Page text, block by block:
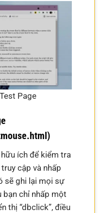
Page
ích để kiểm tra
cập và nhấp
sẽ ghi lại mọi sự
bạn chỉ nhấp một
thị “dbclick”, điều